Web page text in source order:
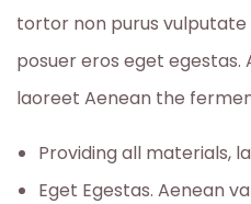
tortor non purus vulputate
posuer eros eget egestas.
laoreet Aenean the
Providing all materials,
Eget Egestas. Aenean